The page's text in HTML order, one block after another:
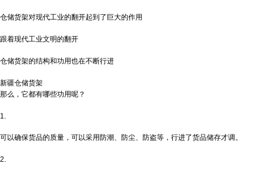
仓储货架对现代工业的翻开起到了巨大的作用
跟着现代工业文明的翻开
仓储货架的结构和功用也在不断行进
新疆仓储货架
那么，它都有哪些功用呢？
1.
可以确保货品的质量，可以采用防潮、防尘、防盗等，行进了货品储存才调。
2.